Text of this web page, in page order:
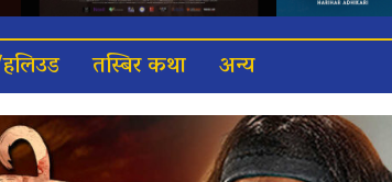
तस्बिर कथा अन्य